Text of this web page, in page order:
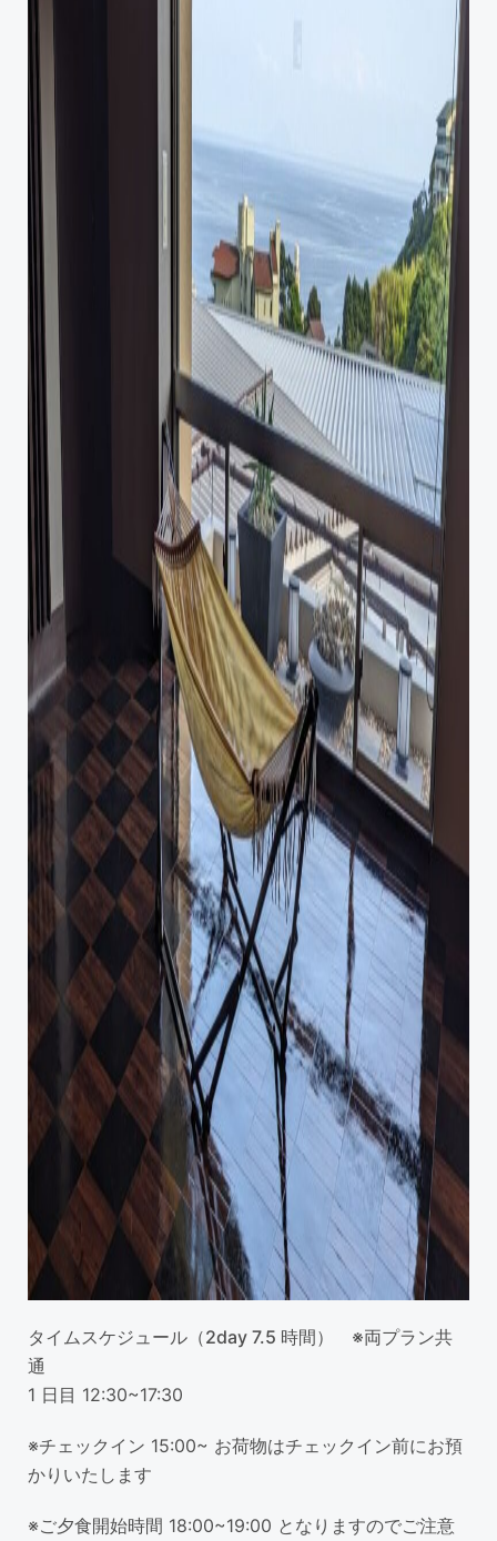
タイムスケジュール（2day 7.5 時間） ※両プラン共
通
1 日目 12:30~17:30
※チェックイン 15:00~ お荷物はチェックイン前にお預
かりいたします
※ご夕食開始時間 18:00~19:00 となりますのでご注意